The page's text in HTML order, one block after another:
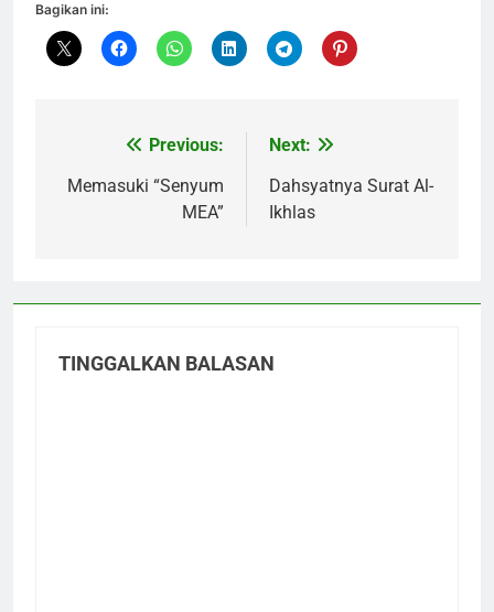
Bagikan ini:
Navigasi
pos
Previous:
Memasuki “Senyum
MEA”
Next:
Dahsyatnya Surat Al-
Ikhlas
TINGGALKAN BALASAN